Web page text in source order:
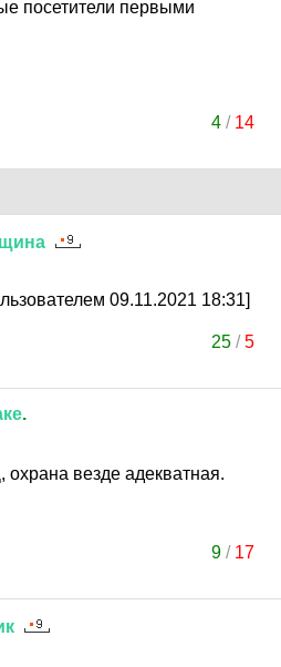
посетители первыми
4 / 14
09.11.2021 18:31]
25 /5
.
везде адекватная.
9 / 17